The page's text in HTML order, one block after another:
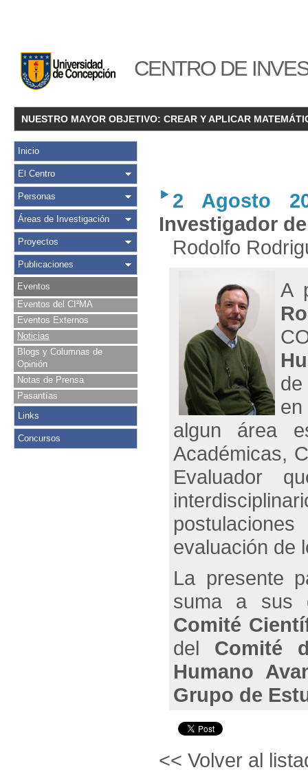
CENTRO DE
NUESTRO MAYOR OBJETIVO: CREAR Y APLICAR
Inicio
El Centro
Personas
Áreas de Investigación
Proyectos
Publicaciones
Eventos
Eventos del CI²MA
Eventos Externos
Noticias
Blogs y Columnas de
Opinión
Notas de Prensa
Pasantías
Links
Concursos
2 Agosto
Investigador
Rodolfo
A
algun área
Académicas,
Evaluador
evaluación de
La presente
suma a sus
Comité
del Comité
Humano
Grupo de
<< Volver al